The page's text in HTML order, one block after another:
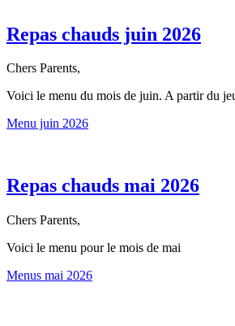
Repas chauds juin 2026
Chers Parents,
Voici le menu du mois de juin. A partir du
Menu juin 2026
Repas chauds mai 2026
Chers Parents,
Voici le menu pour le mois de mai
Menus mai 2026